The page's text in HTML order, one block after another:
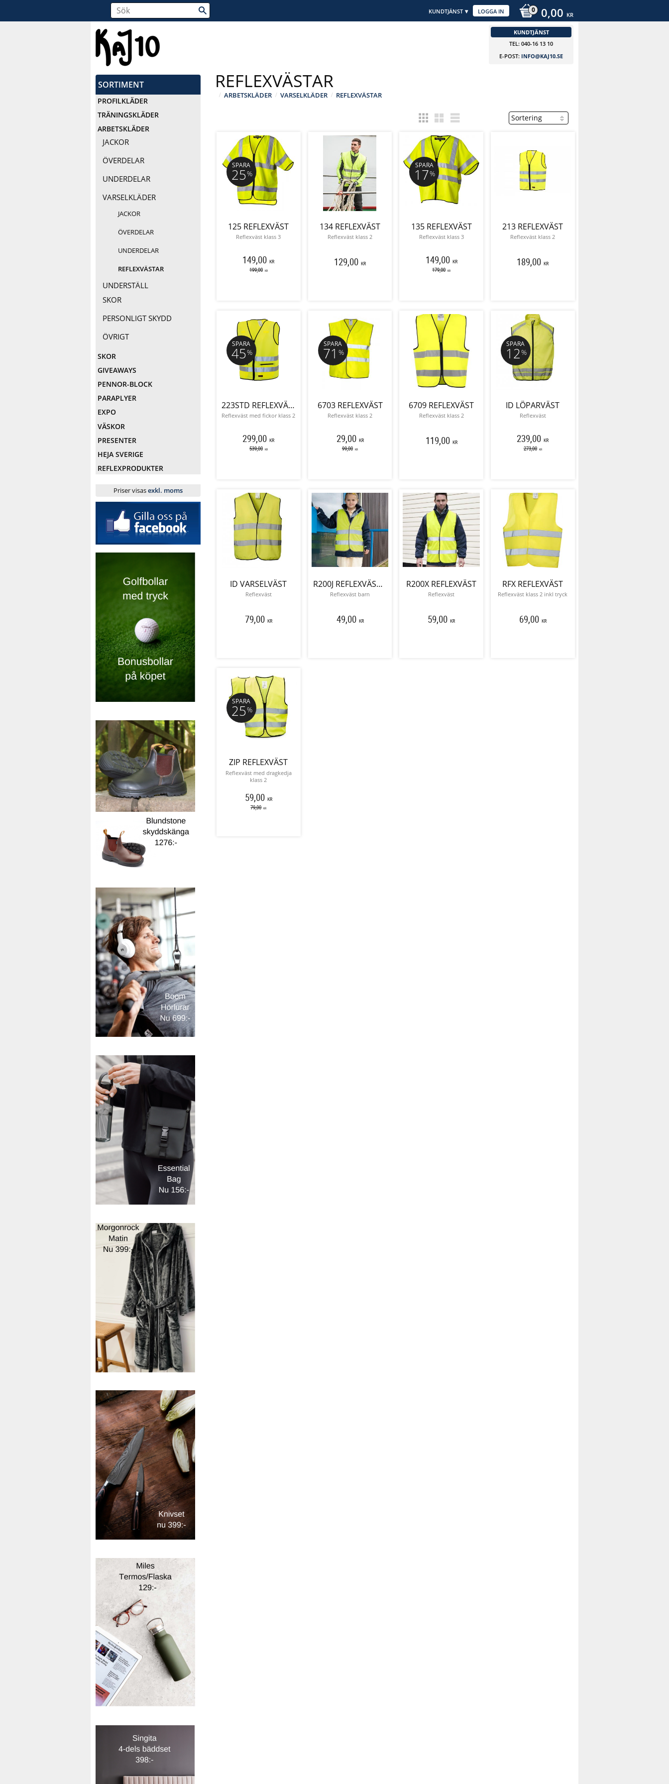
0,00 KR
LOGGA IN
KUNDTJÄNST
KUNDTJÄNST
TEL: 040-16 13 10
E-POST: INFO@KAJ10.SE
REFLEXVÄSTAR
ARBETSKLÄDER VARSELKLÄDER REFLEXVÄSTAR
125 REFLEXVÄST
Reflexväst klass 3
149,00 KR
199,00 KR
SPARA
25%
134 REFLEXVÄST
Reflexväst klass 2
129,00 KR
135 REFLEXVÄST
Reflexväst klass 3
149,00 KR
179,00 KR
SPARA
17%
213 REFLEXVÄST
Reflexväst klass 2
189,00 KR
223STD REFLEXVÄST
Reflexväst med fickor klass 2
299,00 KR
539,00 KR
SPARA
45%
6703 REFLEXVÄST
Reflexväst klass 2
29,00 KR
99,00 KR
SPARA
71 %
6709 REFLEXVÄST
Reflexväst klass 2
119,00 KR
ID LÖPARVÄST
Reflexväst
239,00 KR
273,00 KR
SPARA
12%
ID VARSELVÄST
Reflexväst
79,00 KR
R200J REFLEXVÄST BARN
Reflexväst barn
49,00 KR
R200X REFLEXVÄST
Reflexväst
59,00 KR
RFX REFLEXVÄST
Reflexväst klass 2 inkl tryck
69,00 KR
ZIP REFLEXVÄST
Reflexväst med dragkedja
klass 2
59,00 KR
79,00 KR
SPARA
25%
SORTIMENT
PROFILKLÄDER
TRÄNINGSKLÄDER
ARBETSKLÄDER
JACKOR
ÖVERDELAR
UNDERDELAR
VARSELKLÄDER
JACKOR
ÖVERDELAR
UNDERDELAR
REFLEXVÄSTAR
UNDERSTÄLL
SKOR
PERSONLIGT SKYDD
ÖVRIGT
SKOR
GIVEAWAYS
PENNOR-BLOCK
PARAPLYER
EXPO
VÄSKOR
PRESENTER
HEJA SVERIGE
REFLEXPRODUKTER
Priser visasexkl. moms